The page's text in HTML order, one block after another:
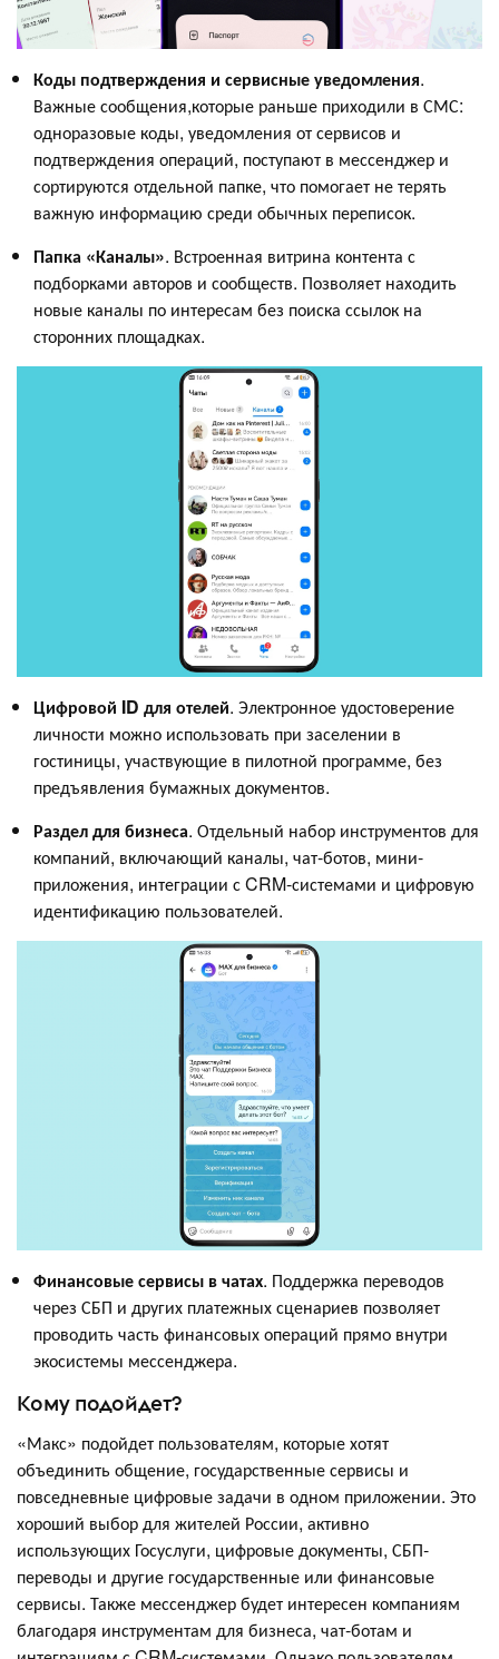
Коды подтверждения и сервисные уведомления.
Важные сообщения,которые раньше приходили в СМС:
одноразовые коды, уведомления от сервисов и
подтверждения операций, поступают в мессенджер и
сортируются отдельной папке, что помогает не терять
важную информацию среди обычных переписок.
Папка «Каналы». Встроенная витрина контента с
подборками авторов и сообществ. Позволяет находить
новые каналы по интересам без поиска ссылок на
сторонних площадках.
Цифровой ID для отелей. Электронное удостоверение
личности можно использовать при заселении в
гостиницы, участвующие в пилотной программе, без
предъявления бумажных документов.
Раздел для бизнеса. Отдельный набор инструментов для
компаний, включающий каналы, чат-ботов, мини-
приложения, интеграции с CRM-системами и цифровую
идентификацию пользователей.
Финансовые сервисы в чатах. Поддержка переводов
через СБП и других платежных сценариев позволяет
проводить часть финансовых операций прямо внутри
экосистемы мессенджера.
Кому подойдет?
«Макс» подойдет пользователям, которые хотят
объединить общение, государственные сервисы и
повседневные цифровые задачи в одном приложении. Это
хороший выбор для жителей России, активно
использующих Госуслуги, цифровые документы, СБП-
переводы и другие государственные или финансовые
сервисы. Также мессенджер будет интересен компаниям
благодаря инструментам для бизнеса, чат-ботам и